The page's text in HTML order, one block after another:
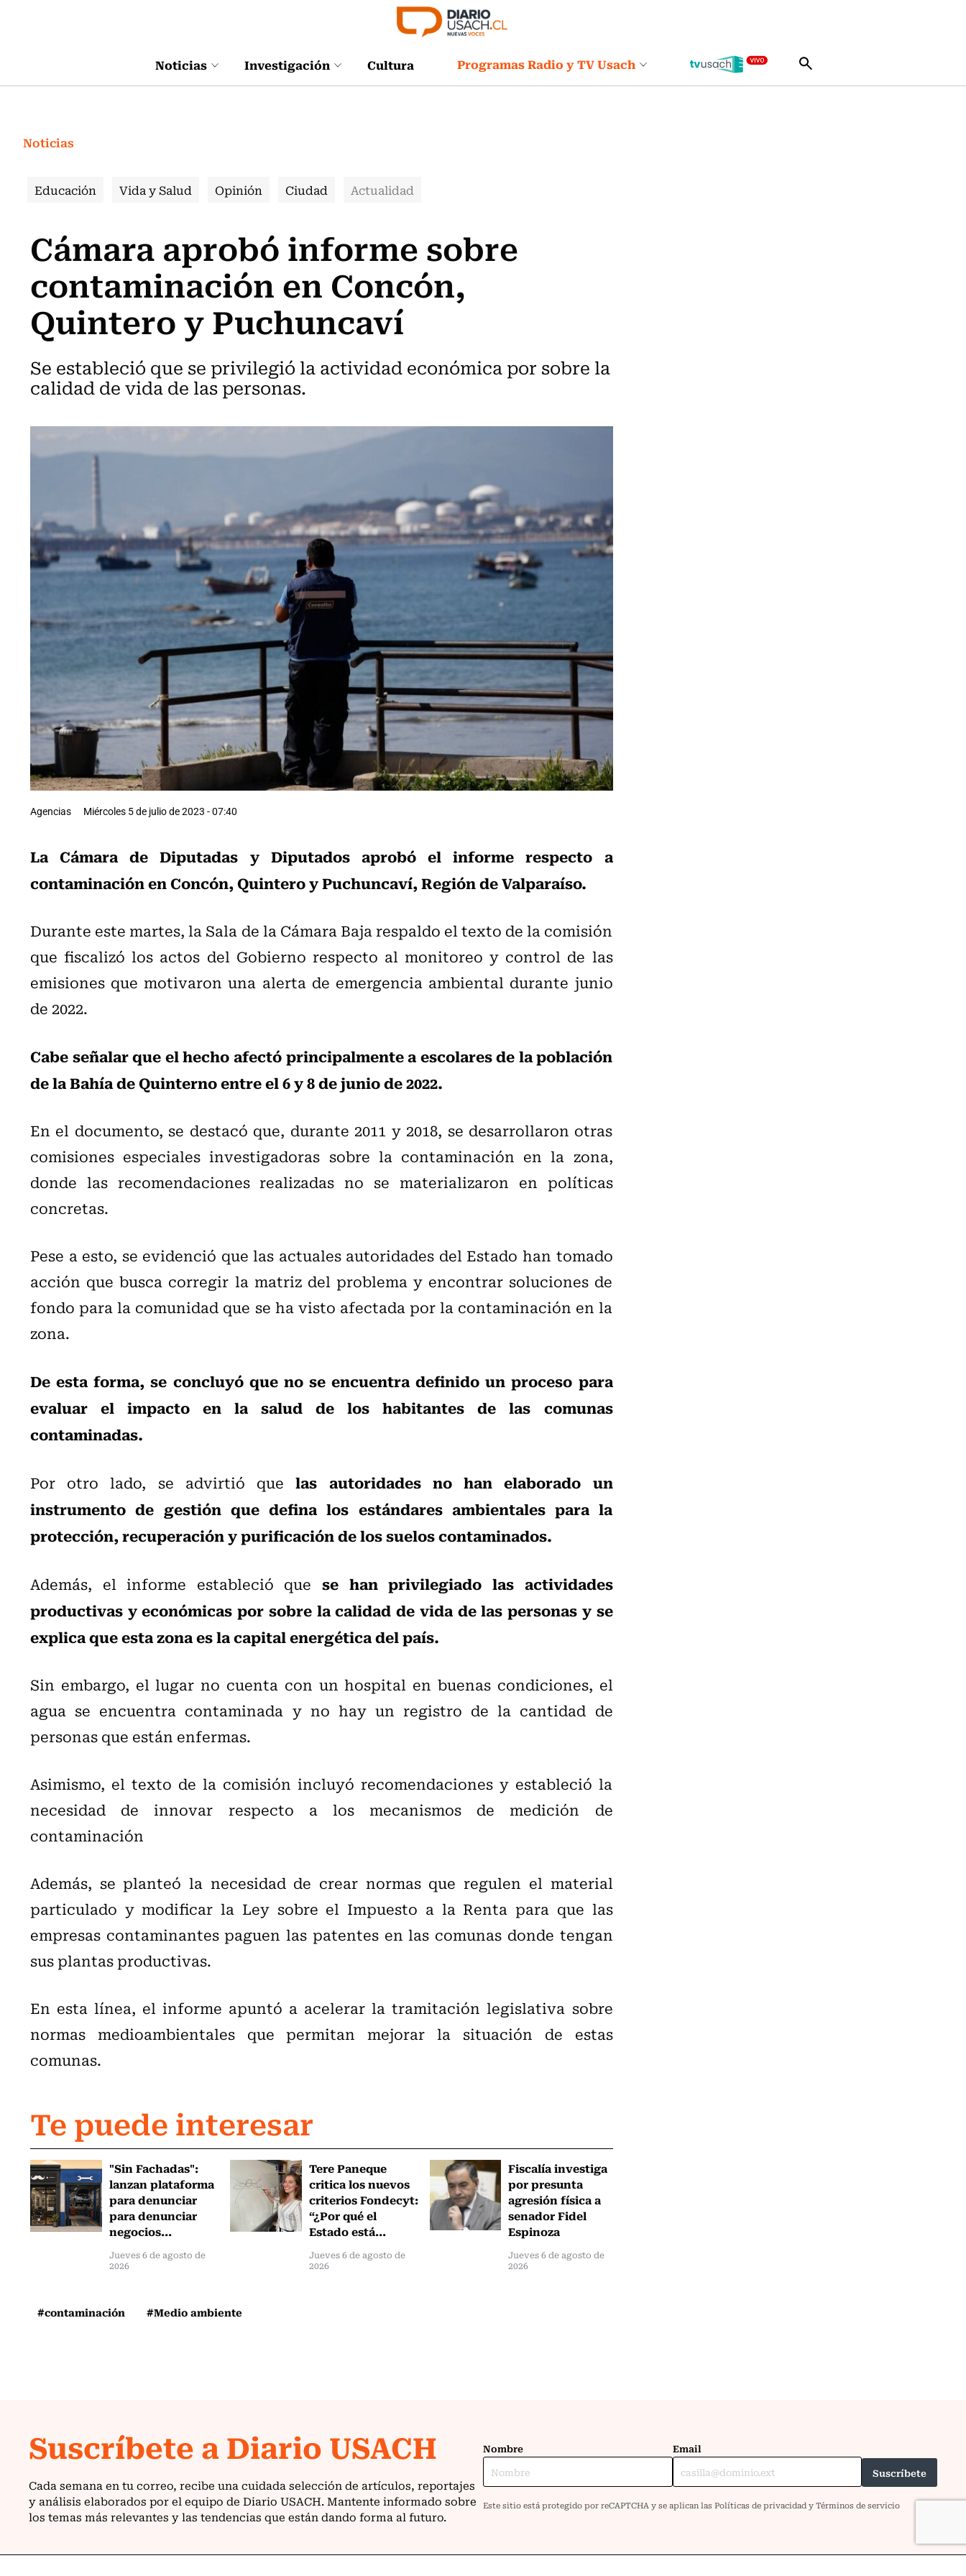
Noticias Investigación Cultura Programas Radio y TV Usach
Noticias
Educación Vida y Salud Opinión Ciudad Actualidad
Cámara aprobó informe sobre
contaminación en Concón,
Quintero y Puchuncaví
Se estableció que se privilegió la actividad económica por sobre la
calidad de vida de las personas.
Agencias Miércoles 5 de julio de 2023 - 07:40
La Cámara de Diputadas y Diputados aprobó el informe respecto a
contaminación en Concón, Quintero y Puchuncaví, Región de Valparaíso.
Durante este martes, la Sala de la Cámara Baja respaldo el texto de la comisión
que fiscalizó los actos del Gobierno respecto al monitoreo y control de las
emisiones que motivaron una alerta de emergencia ambiental durante junio
de 2022.
Cabe señalar que el hecho afectó principalmente a escolares de la población
de la Bahía de Quinterno entre el 6 y 8 de junio de 2022.
En el documento, se destacó que, durante 2011 y 2018, se desarrollaron otras
comisiones especiales investigadoras sobre la contaminación en la zona,
donde las recomendaciones realizadas no se materializaron en políticas
concretas.
Pese a esto, se evidenció que las actuales autoridades del Estado han tomado
acción que busca corregir la matriz del problema y encontrar soluciones de
fondo para la comunidad que se ha visto afectada por la contaminación en la
zona.
De esta forma, se concluyó que no se encuentra definido un proceso para
evaluar el impacto en la salud de los habitantes de las comunas
contaminadas.
Por otro lado, se advirtió quelas autoridades no han elaborado un
instrumento de gestión que defina los estándares ambientales para la
protección, recuperación y purificación de los suelos contaminados.
Además, el informe estableció quese han privilegiado las actividades
productivas y económicas por sobre la calidad de vida de las personas y se
explica que esta zona es la capital energética del país.
Sin embargo, el lugar no cuenta con un hospital en buenas condiciones, el
agua se encuentra contaminada y no hay un registro de la cantidad de
personas que están enfermas.
Asimismo, el texto de la comisión incluyó recomendaciones y estableció la
necesidad de innovar respecto a los mecanismos de medición de
contaminación
Además, se planteó la necesidad de crear normas que regulen el material
particulado y modificar la Ley sobre el Impuesto a la Renta para que las
empresas contaminantes paguen las patentes en las comunas donde tengan
sus plantas productivas.
En esta línea, el informe apuntó a acelerar la tramitación legislativa sobre
normas medioambientales que permitan mejorar la situación de estas
comunas.
Te puede interesar
"Sin Fachadas":
lanzan plataforma
para denunciar
para denunciar
negocios...
Jueves 6 de agosto de
2026
Tere Paneque
critica los nuevos
criterios Fondecyt:
“¿Por qué el
Estado está...
Jueves 6 de agosto de
2026
Fiscalía investiga
por presunta
agresión física a
senador Fidel
Espinoza
Jueves 6 de agosto de
2026
#contaminación #Medio ambiente